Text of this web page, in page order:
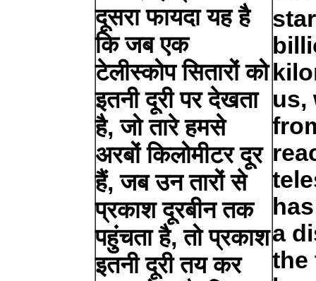
दूसरा फायदा यह है
कि जब एक
टेलीस्कोप सितारों को
इतनी दूरी पर देखता
है, जो तारे हमसे
अरबों किलोमीटर दूर
हैं, जब उन तारों से
प्रकाश दूरबीन तक
पहुंचता है, तो प्रकाश
इतनी दूरी तय कर
us,
a
the